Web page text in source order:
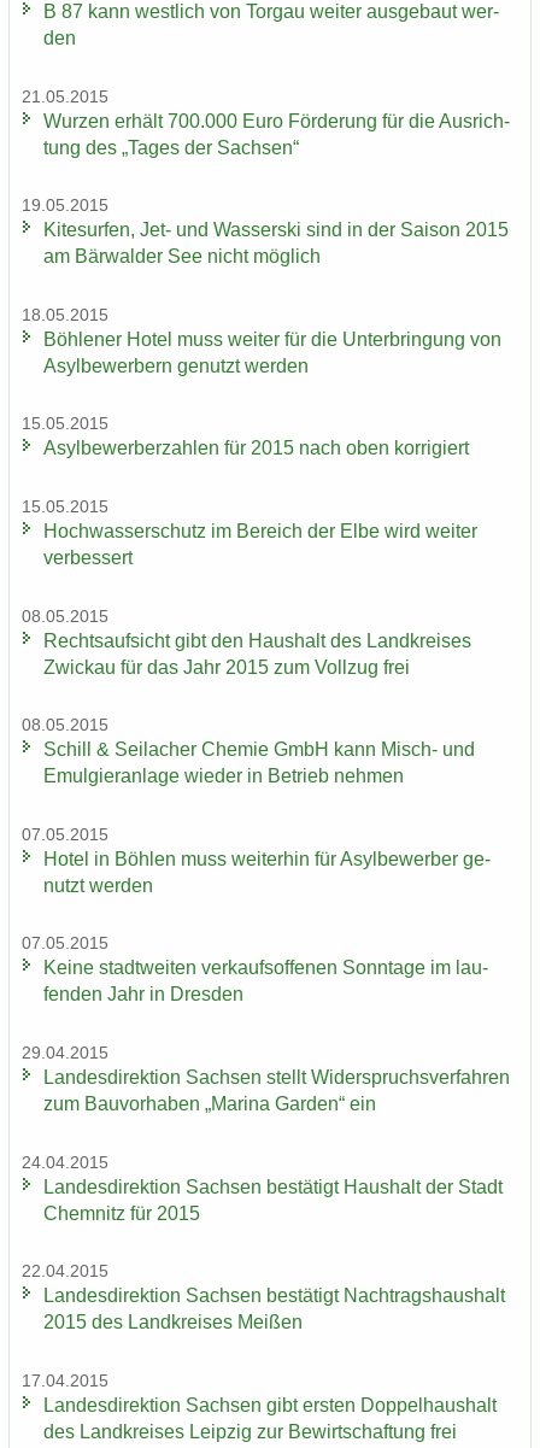
B 87 kann west­lich von Tor­gau wei­ter aus­ge­baut wer­
den
21.05.2015
Wur­zen er­hält 700.000 Euro För­de­rung für die Aus­rich­
tung des „Tages der Sach­sen“
19.05.2015
Ki­te­sur­fen, Jet- und Was­ser­ski sind in der Sai­son 2015
am Bär­wal­der See nicht mög­lich
18.05.2015
Böh­le­ner Hotel muss wei­ter für die Un­ter­brin­gung von
Asyl­be­wer­bern ge­nutzt wer­den
15.05.2015
Asyl­be­wer­ber­zah­len für 2015 nach oben kor­ri­giert
15.05.2015
Hoch­was­ser­schutz im Be­reich der Elbe wird wei­ter
ver­bes­sert
08.05.2015
Rechts­auf­sicht gibt den Haus­halt des Land­krei­ses
Zwi­ckau für das Jahr 2015 zum Voll­zug frei
08.05.2015
Schill & Seil­a­cher Che­mie GmbH kann Misch-​ und
Emul­gier­an­la­ge wie­der in Be­trieb neh­men
07.05.2015
Hotel in Böh­len muss wei­ter­hin für Asyl­be­wer­ber ge­
nutzt wer­den
07.05.2015
Keine stadt­wei­ten ver­kaufs­of­fe­nen Sonn­ta­ge im lau­
fen­den Jahr in Dres­den
29.04.2015
Lan­des­di­rek­ti­on Sach­sen stellt Wi­der­spruchs­ver­fah­ren
zum Bau­vor­ha­ben „Ma­ri­na Gar­den“ ein
24.04.2015
Lan­des­di­rek­ti­on Sach­sen be­stä­tigt Haus­halt der Stadt
Chem­nitz für 2015
22.04.2015
Lan­des­di­rek­ti­on Sach­sen be­stä­tigt Nach­trags­haus­halt
2015 des Land­krei­ses Mei­ßen
17.04.2015
Lan­des­di­rek­ti­on Sach­sen gibt ers­ten Dop­pel­haus­halt
des Land­krei­ses Leip­zig zur Be­wirt­schaf­tung frei